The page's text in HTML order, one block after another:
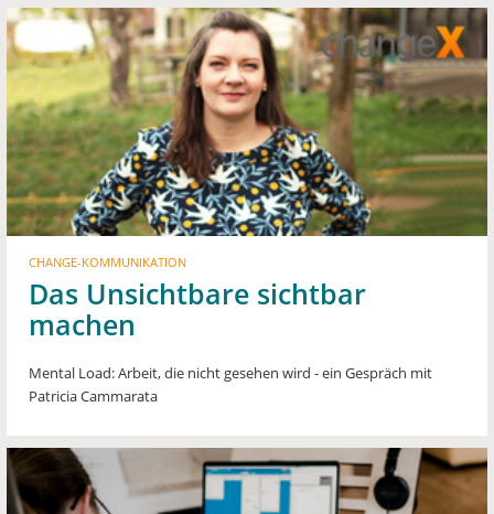
CHANGE-KOMMUNIKATION
Das Unsichtbare sichtbar
machen
Mental Load: Arbeit, die nicht gesehen wird - ein Gespräch mit
Patricia Cammarata